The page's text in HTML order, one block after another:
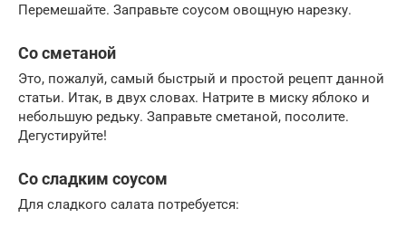
Перемешайте. Заправьте соусом овощную нарезку.
Со сметаной
Это, пожалуй, самый быстрый и простой рецепт данной
статьи. Итак, в двух словах. Натрите в миску яблоко и
небольшую редьку. Заправьте сметаной, посолите.
Дегустируйте!
Со сладким соусом
Для сладкого салата потребуется: